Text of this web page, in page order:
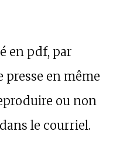
en pdf, par
presse en même
ou non
le courriel.